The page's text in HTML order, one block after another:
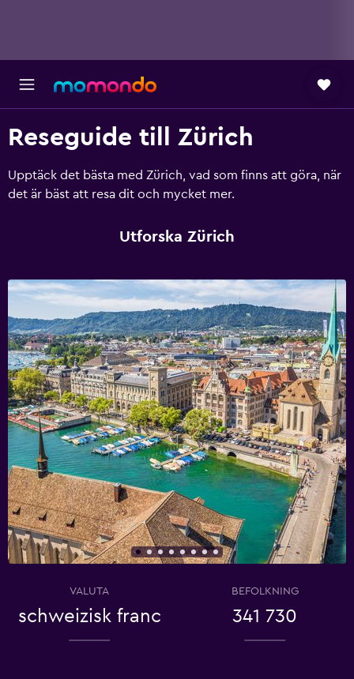
Reseguide till Zürich
Upptäck det bästa med Zürich, vad som finns att göra, när
det är bäst att resa dit och mycket mer.
Utforska Zürich
VALUTA
schweizisk franc
BEFOLKNING
341 730